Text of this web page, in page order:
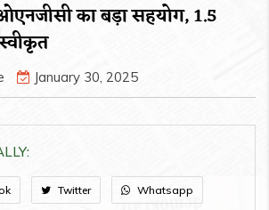
का बड़ा सहयोग, 1.5
January 30, 2025
Twitter Whatsapp